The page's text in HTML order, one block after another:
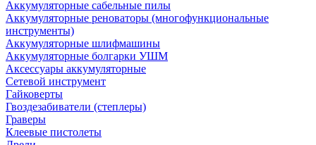
Аккумуляторные сабельные пилы
Аккумуляторные реноваторы (многофункциональные
инструменты)
Аккумуляторные шлифмашины
Аккумуляторные болгарки УШМ
Аксессуары аккумуляторные
Сетевой инструмент
Гайковерты
Гвоздезабиватели (степлеры)
Граверы
Клеевые пистолеты